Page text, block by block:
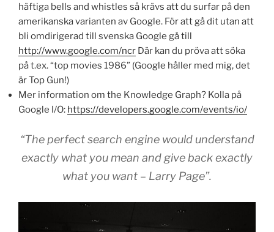
häftiga bells and whistles så krävs att du surfar på den
amerikanska varianten av Google. För att gå dit utan att
bli omdirigerad till svenska Google gå till
http://www.google.com/ncr Där kan du pröva att söka
på t.ex. “top movies 1986” (Google håller med mig, det
är Top Gun!)
Mer information om the Knowledge Graph? Kolla på
Google I/O: https://developers.google.com/events/io/
“The perfect search engine would understand
exactly what you mean and give back exactly
what you want – Larry Page”.